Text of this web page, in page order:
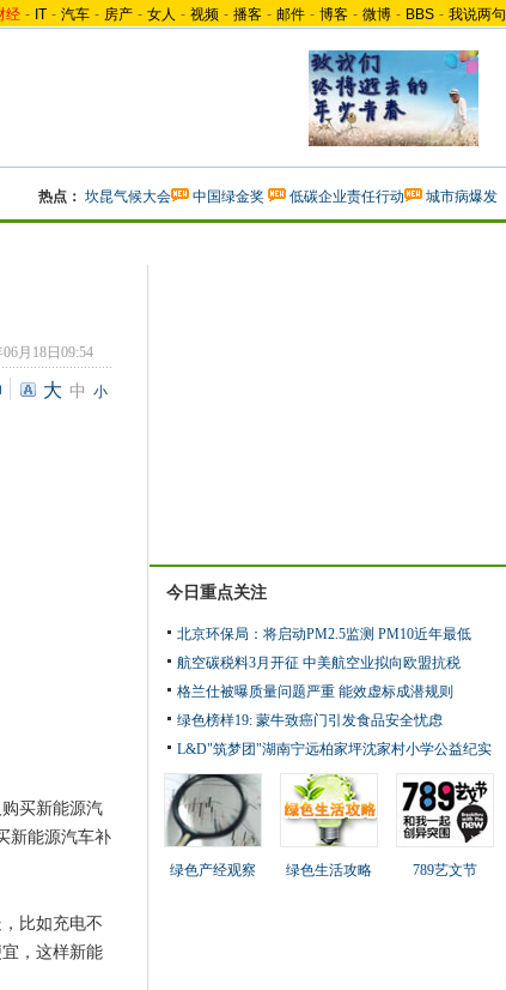
经 - IT - 汽车 - 房产 - 女人 - 视频 - 播客 - 邮件 - 博客 - 微博 - BBS - 我说两句
热点： 坎昆气候大会 中国绿金奖 低碳企业责任行动 城市病爆发
06月18日09:54
大 中 小
买新能源汽
新能源汽车补
比如充电不
，这样新能
今日重点关注
北京环保局：将启动PM2.5监测 PM10近年最低
航空碳税料3月开征 中美航空业拟向欧盟抗税
格兰仕被曝质量问题严重 能效虚标成潜规则
绿色榜样19: 蒙牛致癌门引发食品安全忧虑
L&D"筑梦团"湖南宁远柏家坪沈家村小学公益纪实
绿色产经观察 绿色生活攻略 789艺文节